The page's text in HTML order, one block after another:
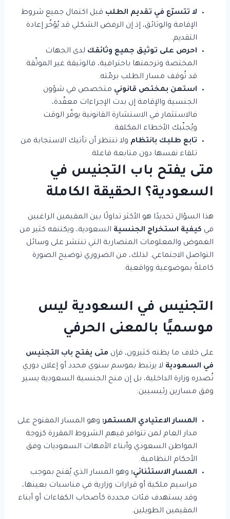
لا تتسرّع في تقديم الطلب قبل اكتمال جميع شروط
الإقامة والوثائق، إذ إن الرفض الشكلي قد يُؤخّر إعادة
التقديم.
احرص على توثيق جميع وثائقك لدى الجهات
المختصة وترجمتها باحترافية، فالوثيقة غير الموثّقة
قد تُوقف مسار الطلب برمّته.
استعن بمختص قانوني متخصص في شؤون
الجنسية والإقامة إن بدت الإجراءات معقّدة،
فالاستثمار في الاستشارة القانونية يوفّر الوقت
ويُجنّبك الأخطاء المكلفة.
تابع طلبك بانتظام ولا تنتظر أن تأتيك الاستجابة من
تلقاء نفسها دون متابعة فاعلة.
متى يفتح باب التجنيس في
السعودية؟ الحقيقة الكاملة
هذا السؤال تحديدًا هو الأكثر تداولًا بين المقيمين الراغبين
في كيفية استخراج الجنسية السعودية، ويكتنفه كثير من
الغموض والمعلومات المتضاربة التي تنتشر على وسائل
التواصل الاجتماعي. لذلك، من الضروري توضيح الصورة
كاملةً بموضوعية وواقعية.
التجنيس في السعودية ليس
موسميًا بالمعنى الحرفي
على خلاف ما يظنه كثيرون، فإن متى يفتح باب التجنيس
في السعودية لا يرتبط بموسم سنوي محدد أو إعلان دوري
تُصدره وزارة الداخلية، بل إن منح الجنسية السعودية يسير
وفق مسارين رئيسيين:
المسار الاعتيادي المستمر: وهو المسار المفتوح على
مدار العام لمن تتوافر فيهم الشروط المقررة كزوجة
المواطن السعودي وأبناء الأمهات السعوديات وفق
الأحكام النظامية.
المسار الاستثنائي: وهو المسار الذي يُفتح بموجب
مراسيم ملكية أو قرارات وزارية في مناسبات بعينها،
وقد يستهدف فئات محددة كأصحاب الكفاءات أو أبناء
المقيمين الطويلين.